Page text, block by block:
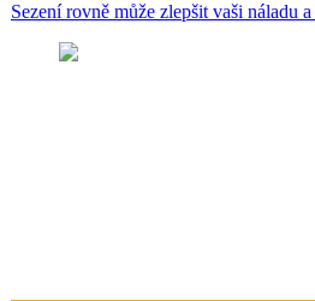
Sezení rovně může zlepšit vaši náladu